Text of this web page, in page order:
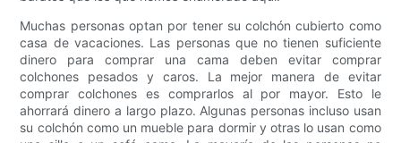
Muchas personas optan por tener su colchón cubierto como
casa de vacaciones. Las personas que no tienen suficiente
dinero para comprar una cama deben evitar comprar
colchones pesados ​​y caros. La mejor manera de evitar
comprar colchones es comprarlos al por mayor. Esto le
ahorrará dinero a largo plazo. Algunas personas incluso usan
su colchón como un mueble para dormir y otras lo usan como